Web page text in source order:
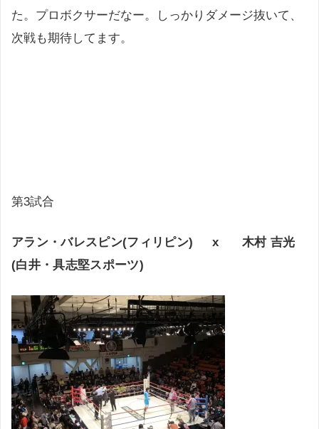
た。プロボクサーだなー。しっかりダメージ抜いて、
次戦も期待してます。
第3試合
アラン・バレスピン(フィリピン) x 木村 吉光
(白井・具志堅スポーツ)